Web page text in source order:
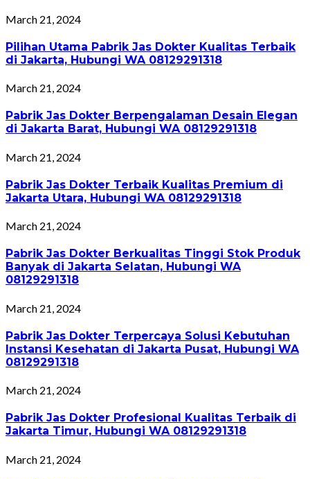
March 21, 2024
Pilihan Utama Pabrik Jas Dokter Kualitas Terbaik
di Jakarta, Hubungi WA 08129291318
March 21, 2024
Pabrik Jas Dokter Berpengalaman Desain Elegan
di Jakarta Barat, Hubungi WA 08129291318
March 21, 2024
Pabrik Jas Dokter Terbaik Kualitas Premium di
Jakarta Utara, Hubungi WA 08129291318
March 21, 2024
Pabrik Jas Dokter Berkualitas Tinggi Stok Produk
Banyak di Jakarta Selatan, Hubungi WA
08129291318
March 21, 2024
Pabrik Jas Dokter Terpercaya Solusi Kebutuhan
Instansi Kesehatan di Jakarta Pusat, Hubungi WA
08129291318
March 21, 2024
Pabrik Jas Dokter Profesional Kualitas Terbaik di
Jakarta Timur, Hubungi WA 08129291318
March 21, 2024